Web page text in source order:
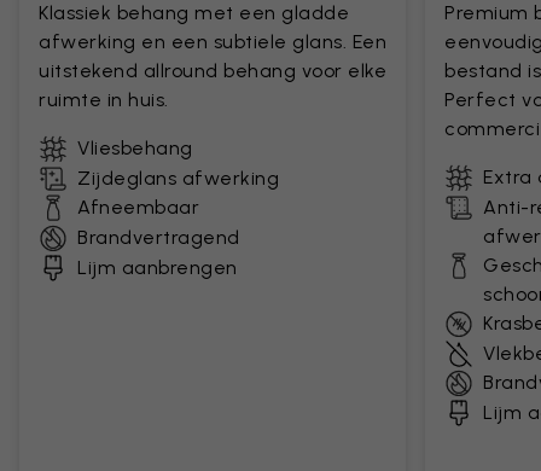
Klassiek behang met een gladde
afwerking en een subtiele glans. Een
uitstekend allround behang voor elke
ruimte in huis.
Vliesbehang
Zijdeglans afwerking
Afneembaar
Brandvertragend
Lijm aanbrengen
Premium
bestand
Perfect
Extra
Anti-
Lijm